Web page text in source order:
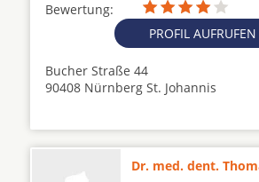
Bewertung:
PROFIL AUFRUFEN
Bucher Straße 44
90408 Nürnberg St. Johannis
Dr. med. dent.